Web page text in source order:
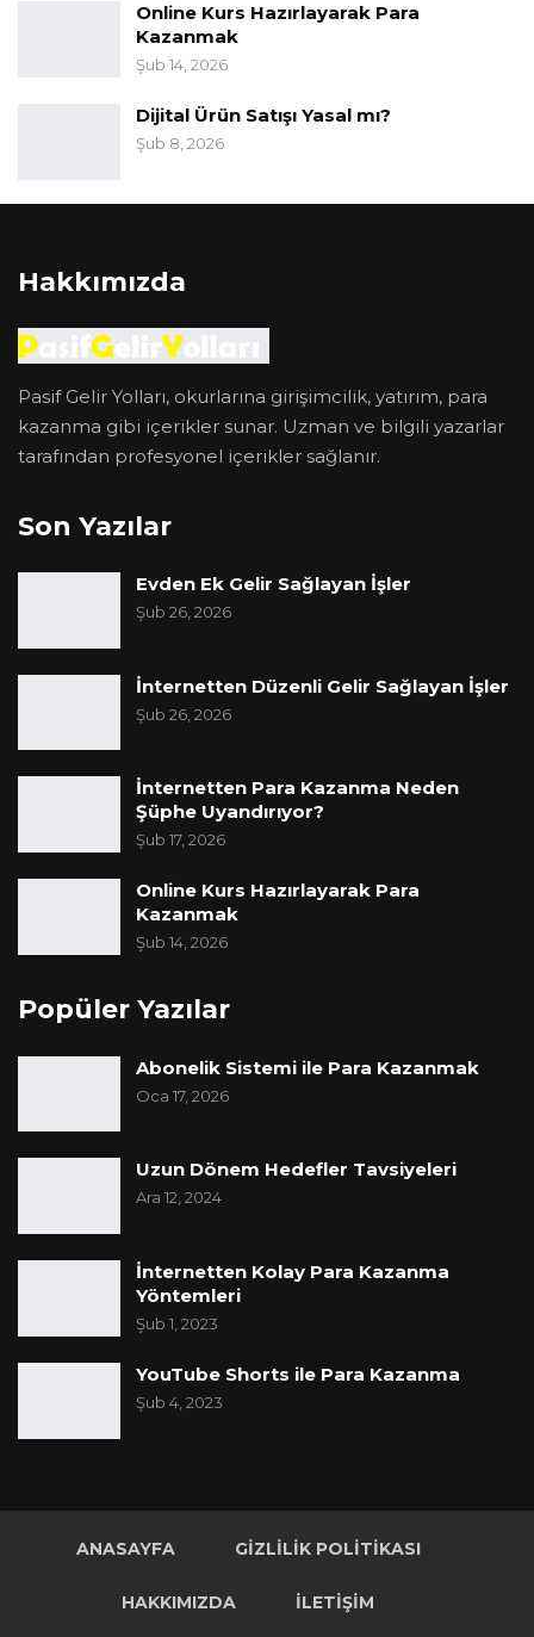
Online Kurs Hazırlayarak Para
Kazanmak
Şub 14, 2026
Dijital Ürün Satışı Yasal mı?
Şub 8, 2026
Hakkımızda
Pasif Gelir Yolları, okurlarına girişimcilik, yatırım, para
kazanma gibi içerikler sunar. Uzman ve bilgili yazarlar
tarafından profesyonel içerikler sağlanır.
Son Yazılar
Evden Ek Gelir Sağlayan İşler
Şub 26, 2026
İnternetten Düzenli Gelir Sağlayan İşler
Şub 26, 2026
İnternetten Para Kazanma Neden
Şüphe Uyandırıyor?
Şub 17, 2026
Online Kurs Hazırlayarak Para
Kazanmak
Şub 14, 2026
Popüler Yazılar
Abonelik Sistemi ile Para Kazanmak
Oca 17, 2026
Uzun Dönem Hedefler Tavsiyeleri
Ara 12, 2024
İnternetten Kolay Para Kazanma
Yöntemleri
Şub 1, 2023
YouTube Shorts ile Para Kazanma
Şub 4, 2023
ANASAYFA GIZLILIK POLITIKASI
HAKKIMIZDA İLETIŞIM